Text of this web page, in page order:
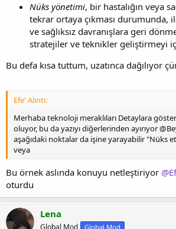
Nüks yönetimi, bir hastalığın veya
tekrar ortaya çıkması durumunda,
ve sağlıksız davranışlara geri
stratejiler ve teknikler geliştirmeyi
Bu defa kısa tuttum, uzatınca dağılıyor
Efe' Alıntı:
Merhaba teknoloji meraklıları Detaylara
oluyor, bu da yazıyı diğerlerinden ayırıyor
aşağıdaki noktalar da işine yarayabilir "Nüks
veya
Bu örnek aslında konuyu netleştiriyor
oturdu
Lena
Global Mod Global Mod